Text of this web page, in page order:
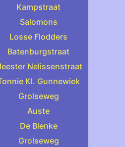
overdreven artikel in de
Kampstraat
Salomons
Losse Flodders
Batenburgstraat
Nelissenstraat
Kl. Gunnewiek
Grolseweg
Auste
De Blenke
Grolseweg